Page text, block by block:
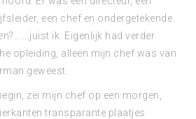
een chef en ondergetekende.
ik. Eigenlijk had verder
opleiding, alleen mijn chef was van
geweest.
zei mijn chef op een morgen,
transparante plaatjes